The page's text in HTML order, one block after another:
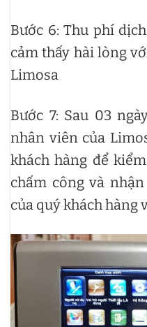
Bước 6: Thu phí
cảm thấy hài lòng
Limosa
Bước 7: Sau 03
nhân viên của
khách hàng để
chấm công và
của quý khách hàng